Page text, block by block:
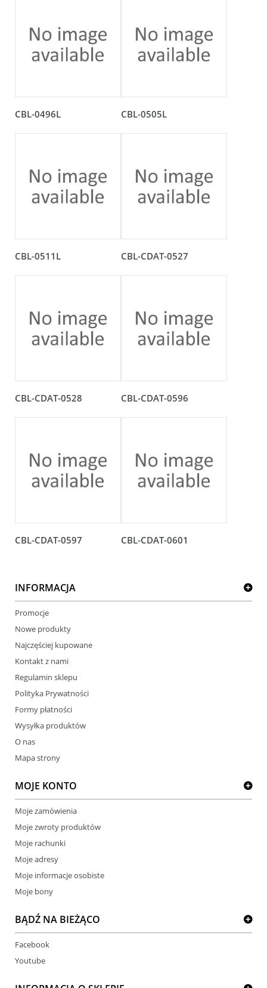
CBL-0496L CBL-0505L
CBL-0511L CBL-CDAT-0527
CBL-CDAT-0528 CBL-CDAT-0596
CBL-CDAT-0597 CBL-CDAT-0601
INFORMACJA
Promocje
Nowe produkty
Najczęściej kupowane
Kontakt z nami
Regulamin sklepu
Polityka Prywatności
Formy płatności
Wysyłka produktów
O nas
Mapa strony
MOJE KONTO
Moje zamówienia
Moje zwroty produktów
Moje rachunki
Moje adresy
Moje informacje osobiste
Moje bony
BĄDŹ NA BIEŻĄCO
Facebook
Youtube